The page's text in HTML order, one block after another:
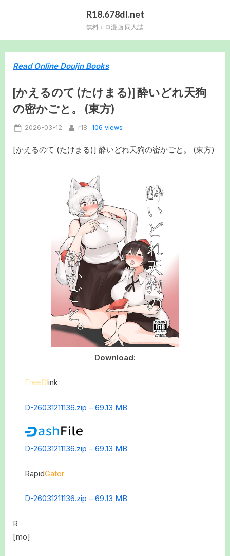
R18.678dl.net
無料エロ漫画 同人誌
Read Online Doujin Books
[かえるのて (たけまる)] 酔いどれ天狗
の密かごと。 (東方)
Posted
2026-03-12 By
r18 106 views
[かえるのて (たけまる)] 酔いどれ天狗の密かごと。 (東方)
Download:
FreeDlink
D-26031211136.zip – 69.13 MB
D-26031211136.zip – 69.13 MB
RapidGator
D-26031211136.zip – 69.13 MB
R
[mo]